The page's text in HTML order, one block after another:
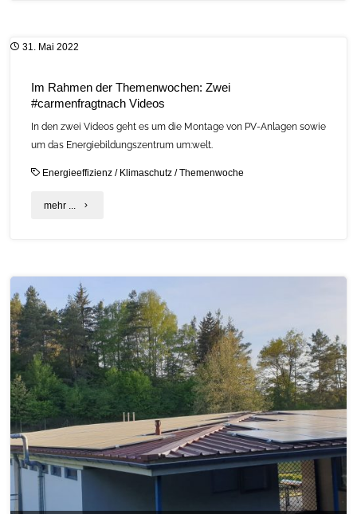
Partner
International
Sustainable
31. Mai 2022
Im Rahmen der Themenwochen: Zwei
#carmenfragtnach Videos
In den zwei Videos geht es um die Montage von PV-Anlagen sowie
um das Energiebildungszentrum um:welt.
Energieeffizienz / Klimaschutz /Themenwoche
mehr ... "Im
Themenwochen:
Zwei
#carmenfragtnach
Videos"